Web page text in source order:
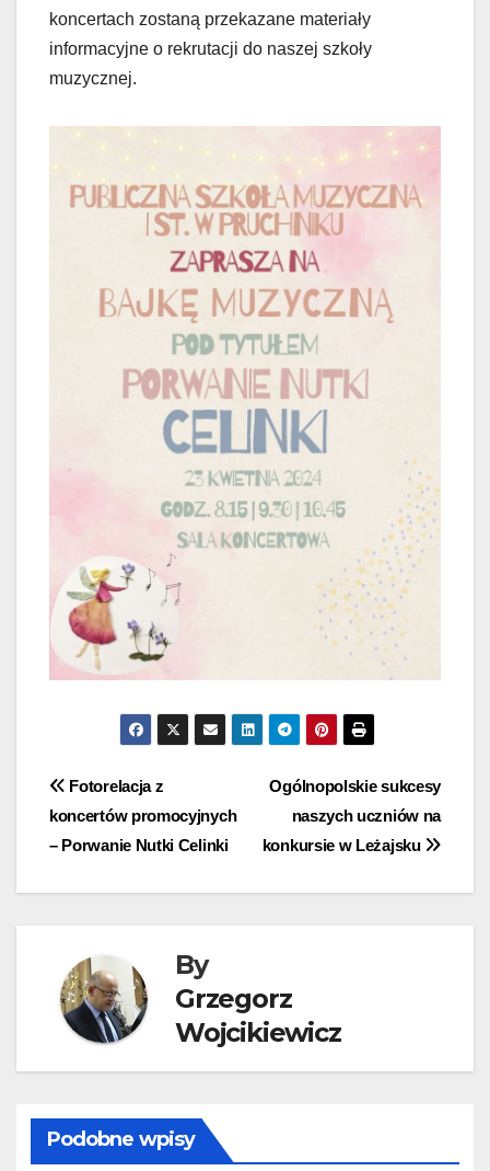
koncertach zostaną przekazane materiały
informacyjne o rekrutacji do naszej szkoły
muzycznej.
Nawigacja
wpisu
Ogólnopolskie sukcesy
naszych uczniów na
konkursie w Leżajsku
Fotorelacja z
koncertów promocyjnych
– Porwanie Nutki Celinki
By
Grzegorz
Wojcikiewicz
Podobne wpisy